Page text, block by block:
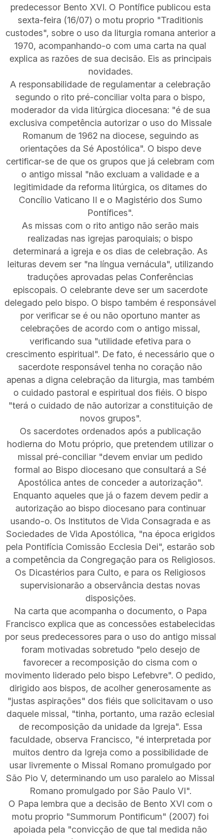
predecessor Bento XVI. O Pontífice publicou esta
sexta-feira (16/07) o motu proprio "Traditionis
custodes", sobre o uso da liturgia romana anterior a
1970, acompanhando-o com uma carta na qual
explica as razões de sua decisão. Eis as principais
novidades.
A responsabilidade de regulamentar a celebração
segundo o rito pré-conciliar volta para o bispo,
moderador da vida litúrgica diocesana: "é de sua
exclusiva competência autorizar o uso do Missale
Romanum de 1962 na diocese, seguindo as
orientações da Sé Apostólica". O bispo deve
certificar-se de que os grupos que já celebram com
o antigo missal "não excluam a validade e a
legitimidade da reforma litúrgica, os ditames do
Concílio Vaticano II e o Magistério dos Sumo
Pontífices".
As missas com o rito antigo não serão mais
realizadas nas igrejas paroquiais; o bispo
determinará a igreja e os dias de celebração. As
leituras devem ser "na língua vernácula", utilizando
traduções aprovadas pelas Conferências
episcopais. O celebrante deve ser um sacerdote
delegado pelo bispo. O bispo também é responsável
por verificar se é ou não oportuno manter as
celebrações de acordo com o antigo missal,
verificando sua "utilidade efetiva para o
crescimento espiritual". De fato, é necessário que o
sacerdote responsável tenha no coração não
apenas a digna celebração da liturgia, mas também
o cuidado pastoral e espiritual dos fiéis. O bispo
"terá o cuidado de não autorizar a constituição de
novos grupos".
Os sacerdotes ordenados após a publicação
hodierna do Motu próprio, que pretendem utilizar o
missal pré-conciliar "devem enviar um pedido
formal ao Bispo diocesano que consultará a Sé
Apostólica antes de conceder a autorização".
Enquanto aqueles que já o fazem devem pedir a
autorização ao bispo diocesano para continuar
usando-o. Os Institutos de Vida Consagrada e as
Sociedades de Vida Apostólica, "na época erigidos
pela Pontifícia Comissão Ecclesia Dei", estarão sob
a competência da Congregação para os Religiosos.
Os Dicastérios para Culto, e para os Religiosos
supervisionarão a observância destas novas
disposições.
Na carta que acompanha o documento, o Papa
Francisco explica que as concessões estabelecidas
por seus predecessores para o uso do antigo missal
foram motivadas sobretudo "pelo desejo de
favorecer a recomposição do cisma com o
movimento liderado pelo bispo Lefebvre". O pedido,
dirigido aos bispos, de acolher generosamente as
"justas aspirações" dos fiéis que solicitavam o uso
daquele missal, "tinha, portanto, uma razão eclesial
de recomposição da unidade da Igreja". Essa
faculdade, observa Francisco, "é interpretada por
muitos dentro da Igreja como a possibilidade de
usar livremente o Missal Romano promulgado por
São Pio V, determinando um uso paralelo ao Missal
Romano promulgado por São Paulo VI".
O Papa lembra que a decisão de Bento XVI com o
motu proprio "Summorum Pontificum" (2007) foi
apoiada pela "convicção de que tal medida não